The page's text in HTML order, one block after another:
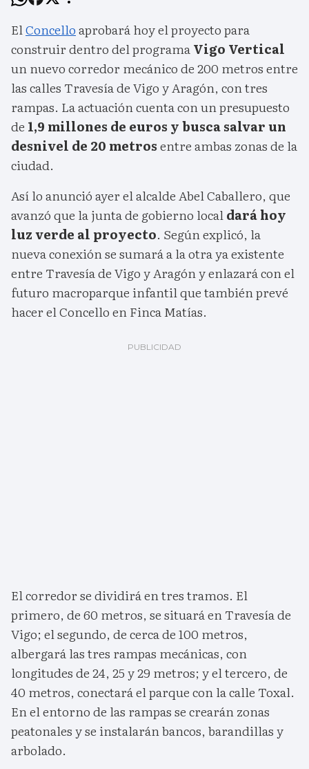
ElConcelloaprobará hoy el proyecto para
construir dentro del programaVigo Vertical
un nuevo corredor mecánico de 200 metros entre
las calles Travesía de Vigo y Aragón, con tres
rampas. La actuación cuenta con un presupuesto
de 1,9 millones de euros y busca salvar un
desnivel de 20 metrosentre ambas zonas de la
ciudad.
Así lo anunció ayer el alcalde Abel Caballero, que
avanzó que la junta de gobierno localdará hoy
luz verde al proyecto. Según explicó, la
nueva conexión se sumará a la otra ya existente
entre Travesía de Vigo y Aragón y enlazará con el
futuro macroparque infantil que también prevé
hacer el Concello en Finca Matías.
El corredor se dividirá en tres tramos. El
primero, de 60 metros, se situará en Travesía de
Vigo; el segundo, de cerca de 100 metros,
albergará las tres rampas mecánicas, con
longitudes de 24, 25 y 29 metros; y el tercero, de
40 metros, conectará el parque con la calle Toxal.
En el entorno de las rampas se crearán zonas
peatonales y se instalarán bancos, barandillas y
arbolado.